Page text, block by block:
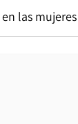
las mujeres